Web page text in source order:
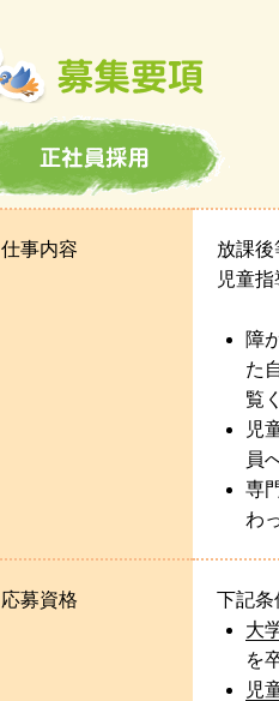
仕事内容
放課
児童
障
た
覧
児
員
専
わ
応募資格 下記条
大
を
児